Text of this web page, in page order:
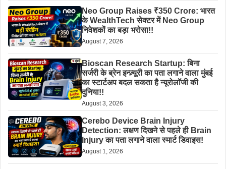
Neo Group Raises ₹350 Crore: भारत
के WealthTech सेक्टर में Neo Group
निवेशकों का बड़ा भरोसा!!
August 7, 2026
Bioscan Research Startup: बिना
सर्जरी के ब्रेन इन्ज़्यूरी का पता लगाने वाला मुंबई
का स्टार्टअप बदल सकता है न्यूरोलॉजी की
दुनिया!!
August 3, 2026
Cerebo Device Brain Injury
Detection: लक्षण दिखने से पहले ही Brain
Injury का पता लगाने वाला स्मार्ट डिवाइस!
August 1, 2026